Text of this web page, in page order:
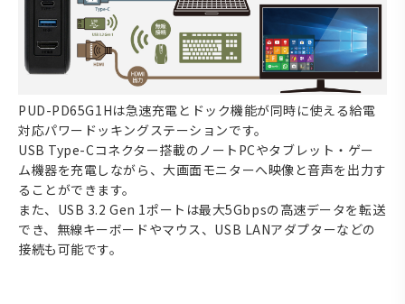
PUD-PD65G1Hは急速充電とドック機能が同時に使える給電
対応パワードッキングステーションです。
USB Type-Cコネクター搭載のノートPCやタブレット・ゲー
ム機器を充電しながら、大画面モニターへ映像と音声を出力す
ることができます。
また、USB 3.2 Gen 1ポートは最大5Gbpsの高速データを転送
でき、無線キーボードやマウス、USB LANアダプターなどの
接続も可能です。